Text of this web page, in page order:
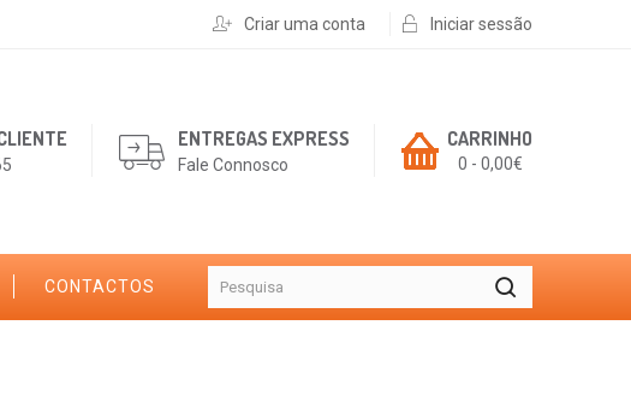
Criar uma conta Iniciar sessão
CARRINHO
0 - 0,00€
ENTREGAS EXPRESS
Fale Connosco
CONTACTOS